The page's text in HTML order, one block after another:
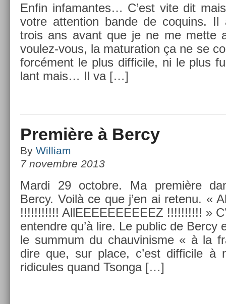
Enfin in­faman­tes… C’est vite dit
votre at­ten­tion bande de co­quins. Il
trois ans avant que je ne me mette
voulez-vous, la matura­tion ça ne se
forcément le plus dif­ficile, ni le plus
lant mais… Il va […]
Première à Bercy
By William
7 novembre 2013
Mardi 29 oc­tob­re. Ma première
Bercy. Voilà ce que j’en ai re­tenu. «
!!!!!!!!!!! Al­lEEEEEEEEEEZ !!!!!!!!!! »
en­tendre qu’à lire. Le pub­lic de Bercy
le sum­mum du chauvinis­me « à la
dire que, sur place, c’est dif­ficile
ridicules quand Tson­ga […]